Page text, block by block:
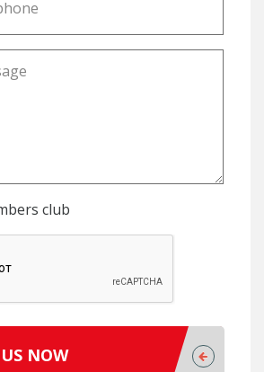
club
NOW